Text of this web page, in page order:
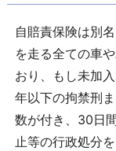
自賠責保険は別
を走る全ての車
おり、もし未加
年以下の拘禁刑
数が付き、30日
止等の行政処分